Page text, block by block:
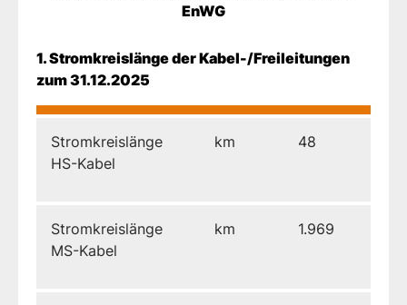
EnWG
1. Stromkreislänge der Kabel-/Freileitungen
zum 31.12.2025
Stromkreislänge
HS-Kabel
km 48
Stromkreislänge
MS-Kabel
km 1.969